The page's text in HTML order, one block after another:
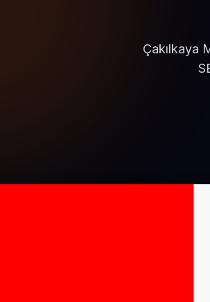
Çakılkaya